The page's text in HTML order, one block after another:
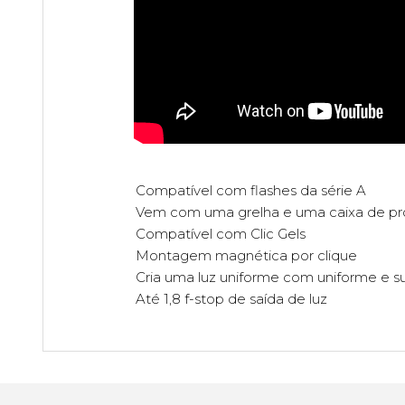
Compatível com flashes da série A
Vem com uma grelha e uma caixa de
Compatível com Clic Gels
Montagem magnética por clique
Cria uma luz uniforme com uniforme e
Até 1,8 f-stop de saída de luz